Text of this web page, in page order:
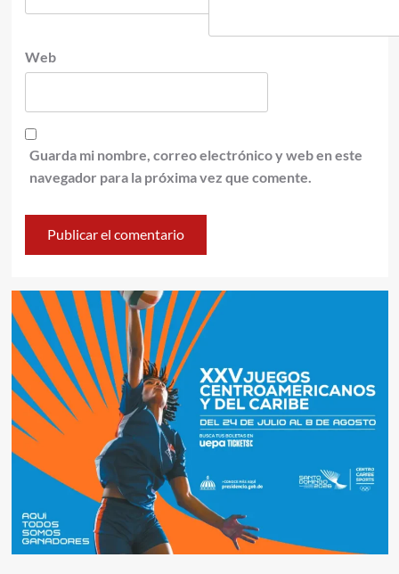
Web
Guarda mi nombre, correo electrónico y web en este
navegador para la próxima vez que comente.